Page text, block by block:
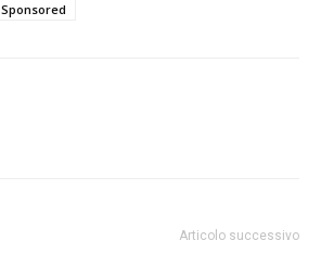
Sponsored
Articolo successivo